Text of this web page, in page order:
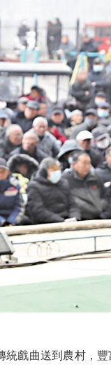
戲曲送到農村，豐